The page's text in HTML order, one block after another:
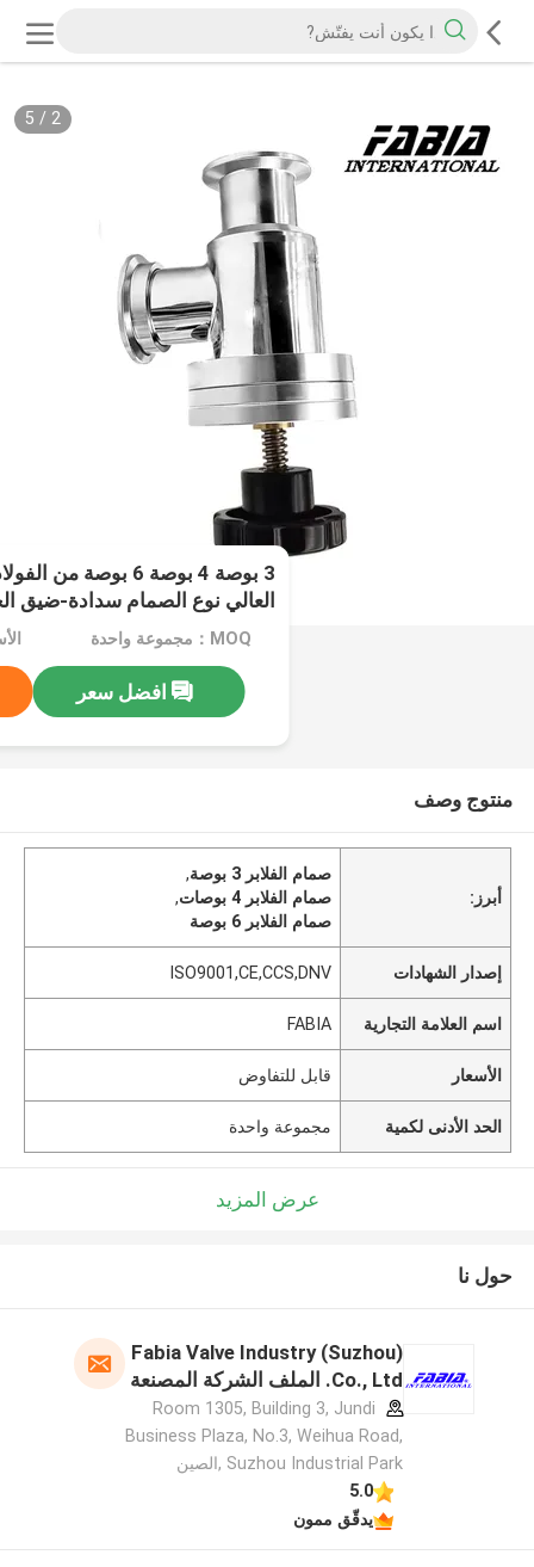
2
/
5
3 بوصة 4 بوصة 6 بوصة
العالي نوع الصمام سدادة-ضيق
MOQ：مجموعة واحدة
افضل سعر
منتوج وصف
أبرز:
صمام الفلابر 3 بوصة
,
صمام الفلابر 4 بوصات
,
صمام الفلابر 6 بوصة
إصدار الشهادات ISO9001,CE,CCS,DNV
اسم العلامة التجارية FABIA
الأسعار قابل للتفاوض
الحد الأدنى لكمية مجموعة واحدة
عرض المزيد
حول نا
Fabia Valve Industry (Suzhou)
Co., Ltd. الملف الشركة المصنعة
Room 1305, Building 3, Jundi
Business Plaza, No.3, Weihua Road,
Suzhou Industrial Park ,الصين
5.0
يدقّق ممون